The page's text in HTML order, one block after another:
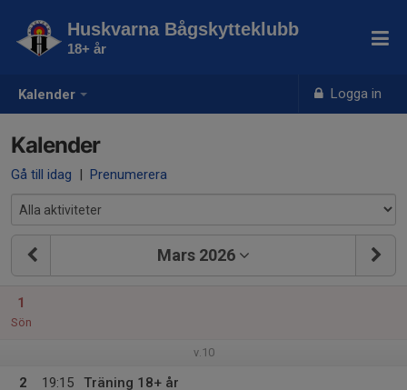
Kalender Logga in
Huskvarna Bågskytteklubb
18+ år
Kalender
Gå till idag | Prenumerera
Mars 2026
1
Sön
v.10
2
19:15
Träning 18+ år